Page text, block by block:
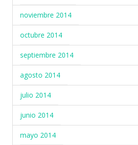
noviembre 2014
octubre 2014
septiembre 2014
agosto 2014
julio 2014
junio 2014
mayo 2014